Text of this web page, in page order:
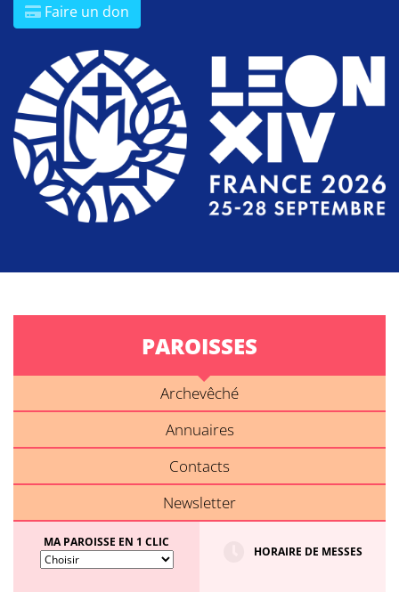
Faire un don
PAROISSES
Archevêché
Annuaires
Contacts
Newsletter
MA PAROISSE EN 1 CLIC
HORAIRE DE MESSES